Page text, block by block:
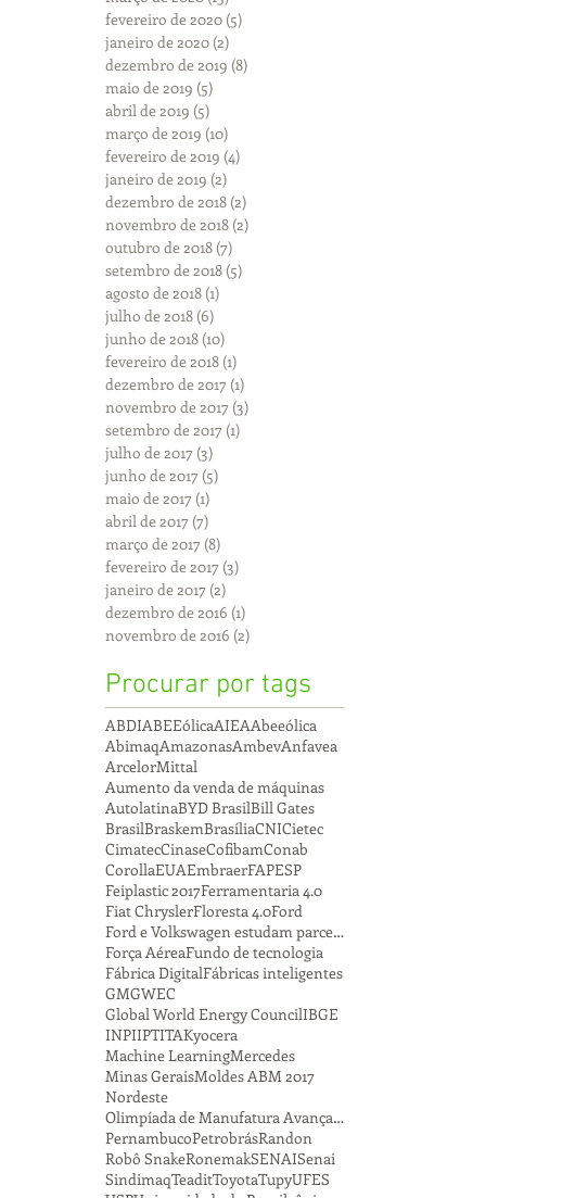
fevereiro de 2020 (5)
janeiro de 2020 (2)
dezembro de 2019 (8)
maio de 2019 (5)
abril de 2019 (5)
março de 2019 (10)
fevereiro de 2019 (4)
janeiro de 2019 (2)
dezembro de 2018 (2)
novembro de 2018 (2)
outubro de 2018 (7)
setembro de 2018 (5)
agosto de 2018 (1)
julho de 2018 (6)
junho de 2018 (10)
fevereiro de 2018 (1)
dezembro de 2017 (1)
novembro de 2017 (3)
setembro de 2017 (1)
julho de 2017 (3)
junho de 2017 (5)
maio de 2017 (1)
abril de 2017 (7)
março de 2017 (8)
fevereiro de 2017 (3)
janeiro de 2017 (2)
dezembro de 2016 (1)
novembro de 2016 (2)
Procurar por tags
ABDIABEEólicaAIEAAbeeólica
AbimaqAmazonasAmbevAnfavea
ArcelorMittal
Aumento da venda de máquinas
AutolatinaBYD BrasilBill Gates
BrasilBraskemBrasíliaCNICietec
CimatecCinaseCofibamConab
CorollaEUAEmbraerFAPESP
Feiplastic 2017Ferramentaria 4.0
Fiat ChryslerFloresta 4.0Ford
Ford e Volkswagen estudam parceria
Força AéreaFundo de tecnologia
Fábrica DigitalFábricas inteligentes
GMGWEC
Global World Energy CouncilIBGE
INPIIPTITAKyocera
Machine LearningMercedes
Minas GeraisMoldes ABM 2017
Nordeste
Olimpíada de Manufatura Avançada
PernambucoPetrobrásRandon
Robô SnakeRonemakSENAISenai
SindimaqTeaditToyotaTupyUFES